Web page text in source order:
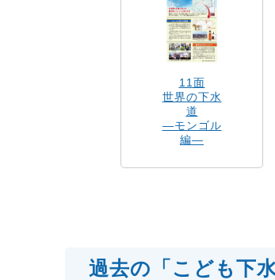
11面
世界の下水
道
―モンゴル
編―
過去の「こども下水